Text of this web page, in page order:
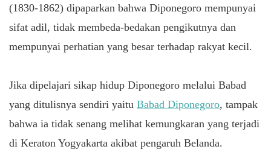
(1830-1862) dipaparkan bahwa Diponegoro mempunyai
sifat adil, tidak membeda-bedakan pengikutnya dan
mempunyai perhatian yang besar terhadap rakyat kecil.
Jika dipelajari sikap hidup Diponegoro melalui Babad
yang ditulisnya sendiri yaitu Babad Diponegoro, tampak
bahwa ia tidak senang melihat kemungkaran yang terjadi
di Keraton Yogyakarta akibat pengaruh Belanda.